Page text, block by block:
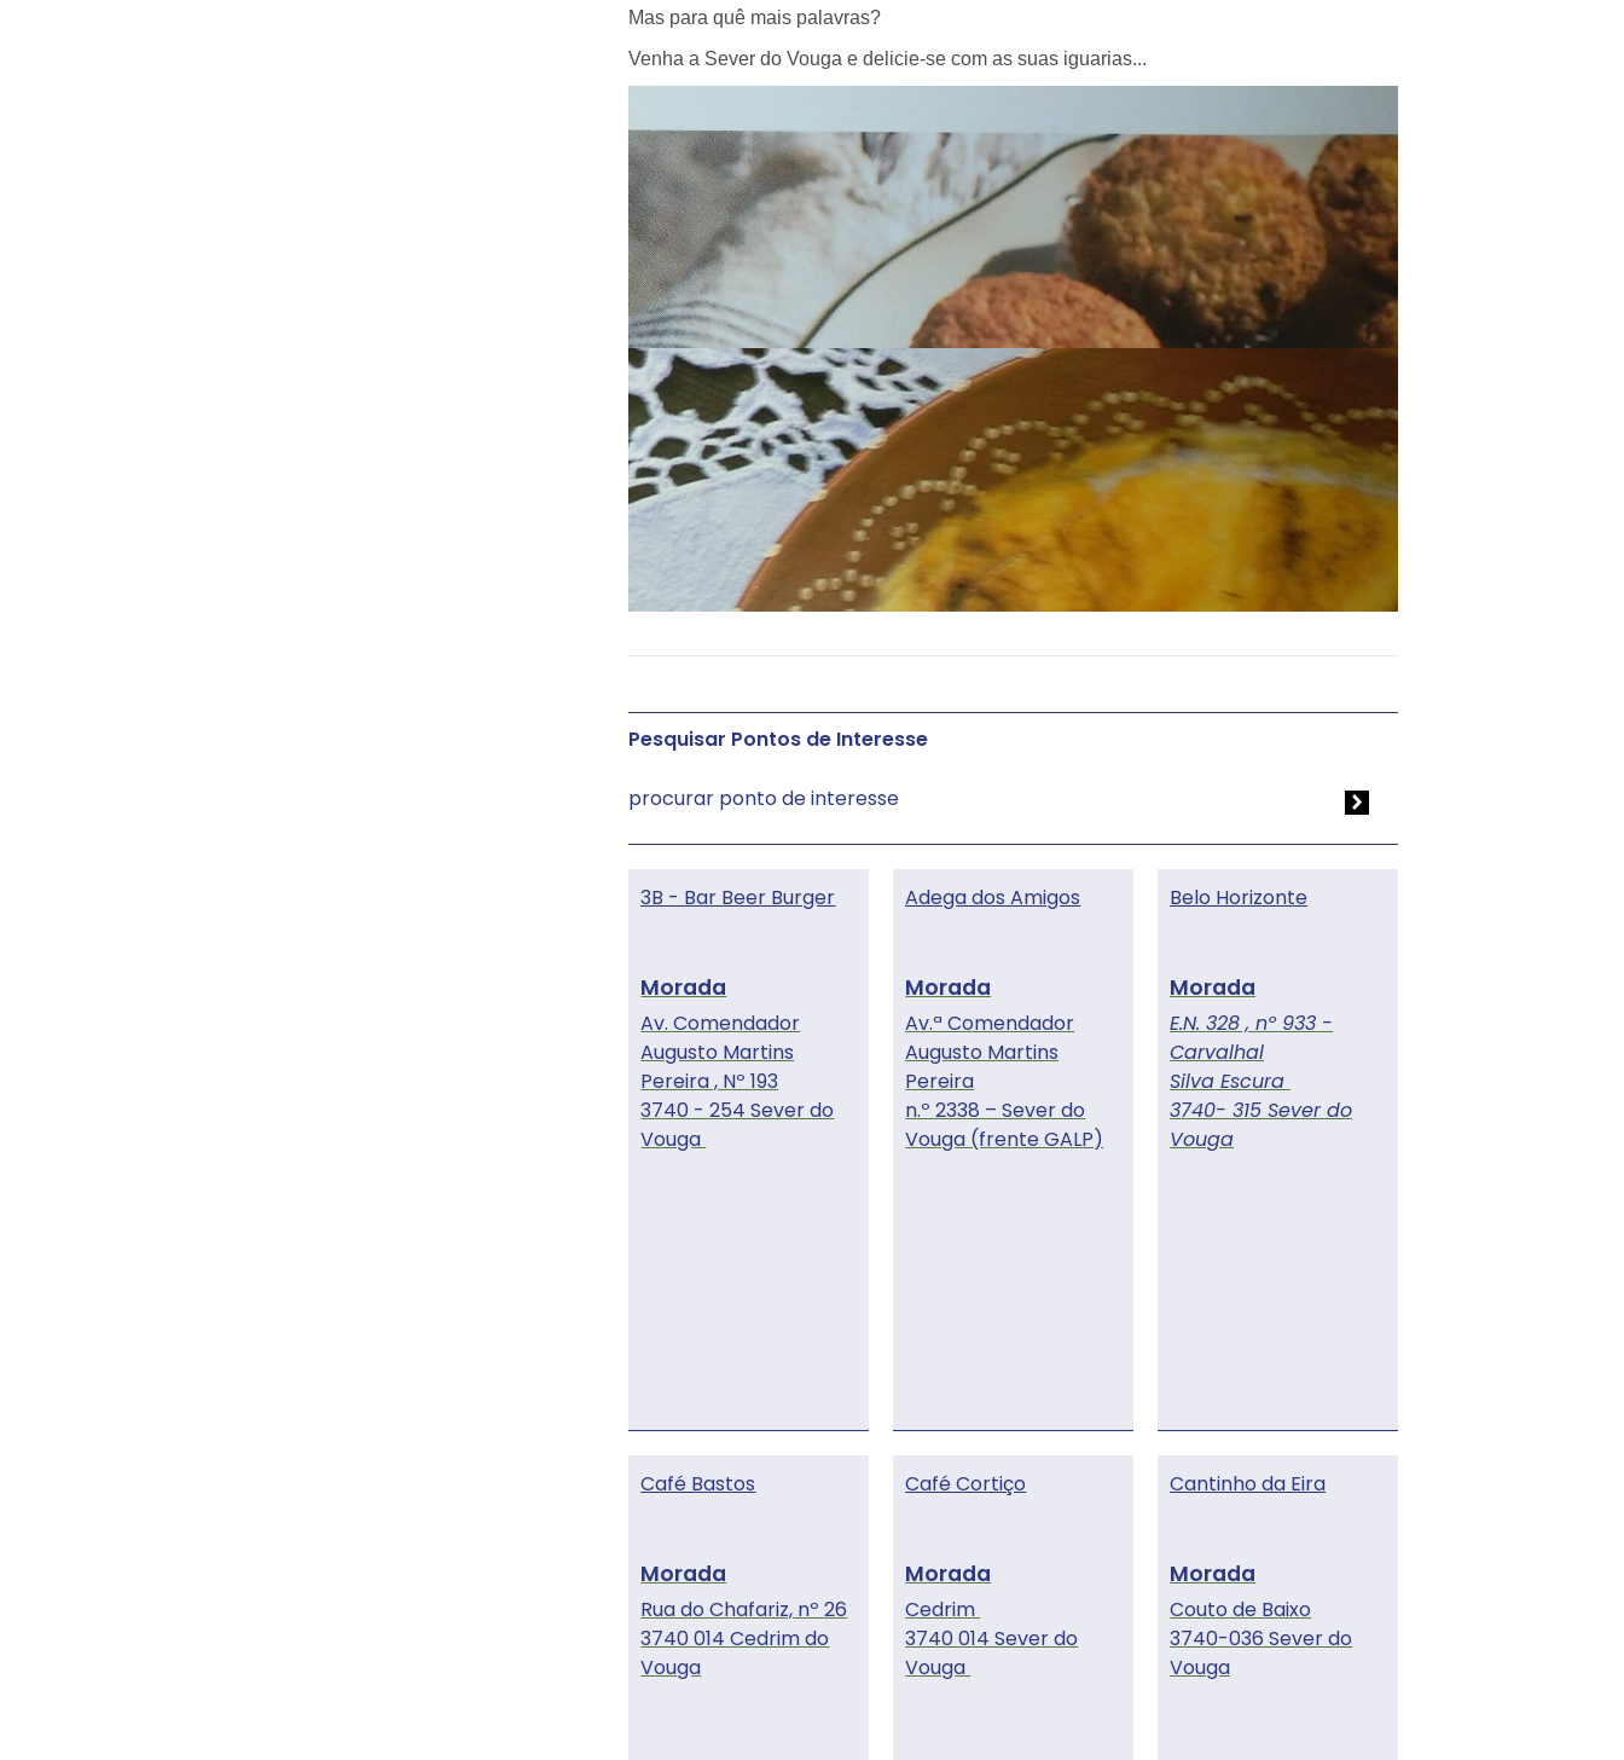
Mas para quê mais palavras?
Venha a Sever do Vouga e delicie-se com as suas iguarias...
Pesquisar Pontos de Interesse
3B - Bar Beer Burger
Av. Comendador
Augusto Martins
Pereira , Nº 193
3740 - 254 Sever do
Vouga
Adega dos Amigos
Av.ª Comendador
Augusto Martins
Pereira
n.º 2338 – Sever do
Vouga (frente GALP)
Belo Horizonte
E.N. 328 , nº 933 -
Carvalhal
Silva Escura
3740- 315 Sever do
Vouga
Café Bastos
Rua do Chafariz, nº 26
3740 014 Cedrim do
Vouga
Café Cortiço
Cedrim
3740 014 Sever do
Vouga
Cantinho da Eira
Couto de Baixo
3740-036 Sever do
Vouga